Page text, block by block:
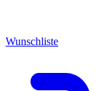
Wunschliste